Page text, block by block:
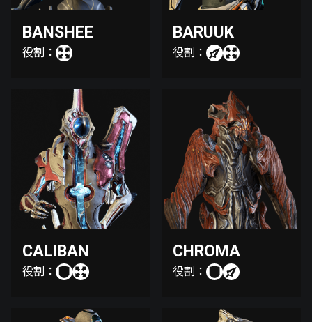
BANSHEE
役割：
BARUUK
役割：
CALIBAN
役割：
CHROMA
役割：